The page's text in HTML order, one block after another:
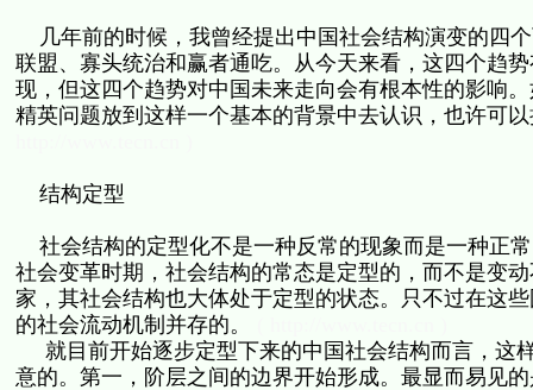
几年前的时候，我曾经提出中国社会结构演变的四
联盟、寡头统治和赢者通吃。从今天来看，这四个趋
现，但这四个趋势对中国未来走向会有根本性的影响
精英问题放到这样一个基本的背景中去认识，也许可
结构定型
社会结构的定型化不是一种反常的现象而是一种正
社会变革时期，社会结构的常态是定型的，而不是变
家，其社会结构也大体处于定型的状态。只不过在这
的社会流动机制并存的。
就目前开始逐步定型下来的中国社会结构而言，这
意的。第一，阶层之间的边界开始形成。最显而易见